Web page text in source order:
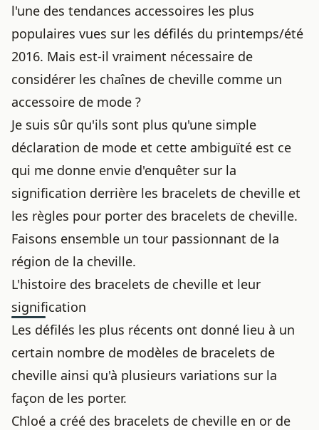
l'une des tendances accessoires les plus
populaires vues sur les défilés du printemps/été
2016. Mais est-il vraiment nécessaire de
considérer les chaînes de cheville comme un
accessoire de mode ?
Je suis sûr qu'ils sont plus qu'une simple
déclaration de mode et cette ambiguïté est ce
qui me donne envie d'enquêter sur la
signification derrière les bracelets de cheville et
les règles pour porter des bracelets de cheville.
Faisons ensemble un tour passionnant de la
région de la cheville.
L'histoire des bracelets de cheville et leur
signification
Les défilés les plus récents ont donné lieu à un
certain nombre de modèles de bracelets de
cheville ainsi qu'à plusieurs variations sur la
façon de les porter.
Chloé a créé des bracelets de cheville en or de